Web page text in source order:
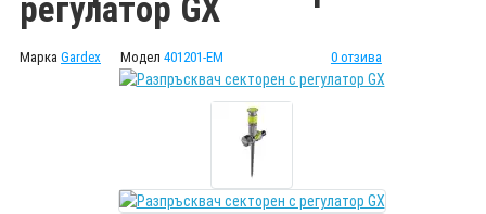
регулатор GX
Марка Gardex Модел 401201-EM 0 отзива